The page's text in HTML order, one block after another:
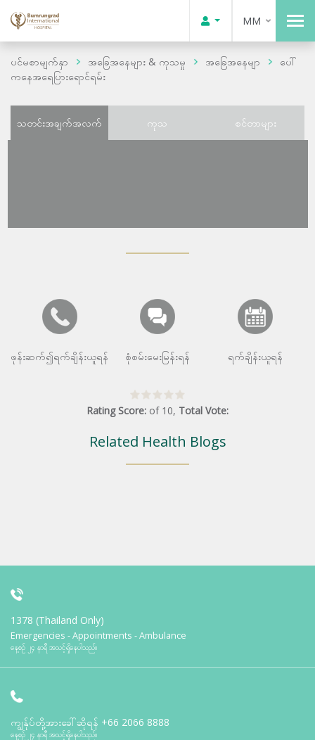
MM
ပင်မစာမျက်နှာ အခြေအနေများ & ကုသမှု အခြေအနေမျာ
ပေါ်
ကနေအရေပြားရောင်ရမ်း
သတင်းအချက်အလက် ကုသ စင်တာများ
ဖုန်းဆက်၍ရက်ချိန်းယူရန် စုံစမ်းမေးမြန်းရန် ရက်ချိန်းယူရန်
Rating Score: of 10, Total Vote:
Related Health Blogs
1378 (Thailand Only)
Emergencies - Appointments - Ambulance
နေ့စဉ် ၂၄ နာရီ အသင့်ရှိနေပါသည်။
ကျွန်ုပ်တို့အားခေါ်ဆိုရန် +66 2066 8888
နေ့စဉ် ၂၄ နာရီ အသင့်ရှိနေပါသည်။